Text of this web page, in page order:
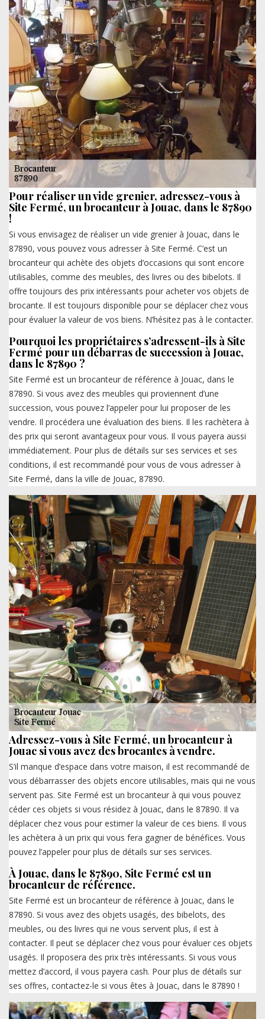
Pour réaliser un vide grenier, adressez-vous à
Site Fermé, un brocanteur à Jouac, dans le 87890
!
Si vous envisagez de réaliser un vide grenier à Jouac, dans le
87890, vous pouvez vous adresser à Site Fermé. C’est un
brocanteur qui achète des objets d’occasions qui sont encore
utilisables, comme des meubles, des livres ou des bibelots. Il
offre toujours des prix intéressants pour acheter vos objets de
brocante. Il est toujours disponible pour se déplacer chez vous
pour évaluer la valeur de vos biens. N’hésitez pas à le contacter.
Pourquoi les propriétaires s’adressent-ils à Site
Fermé pour un débarras de succession à Jouac,
dans le 87890 ?
Site Fermé est un brocanteur de référence à Jouac, dans le
87890. Si vous avez des meubles qui proviennent d’une
succession, vous pouvez l’appeler pour lui proposer de les
vendre. Il procédera une évaluation des biens. Il les rachètera à
des prix qui seront avantageux pour vous. Il vous payera aussi
immédiatement. Pour plus de détails sur ses services et ses
conditions, il est recommandé pour vous de vous adresser à
Site Fermé, dans la ville de Jouac, 87890.
Adressez-vous à Site Fermé, un brocanteur à
Jouac si vous avez des brocantes à vendre.
S’il manque d’espace dans votre maison, il est recommandé de
vous débarrasser des objets encore utilisables, mais qui ne vous
servent pas. Site Fermé est un brocanteur à qui vous pouvez
céder ces objets si vous résidez à Jouac, dans le 87890. Il va
déplacer chez vous pour estimer la valeur de ces biens. Il vous
les achètera à un prix qui vous fera gagner de bénéfices. Vous
pouvez l’appeler pour plus de détails sur ses services.
À Jouac, dans le 87890, Site Fermé est un
brocanteur de référence.
Site Fermé est un brocanteur de référence à Jouac, dans le
87890. Si vous avez des objets usagés, des bibelots, des
meubles, ou des livres qui ne vous servent plus, il est à
contacter. Il peut se déplacer chez vous pour évaluer ces objets
usagés. Il proposera des prix très intéressants. Si vous vous
mettez d’accord, il vous payera cash. Pour plus de détails sur
ses offres, contactez-le si vous êtes à Jouac, dans le 87890 !